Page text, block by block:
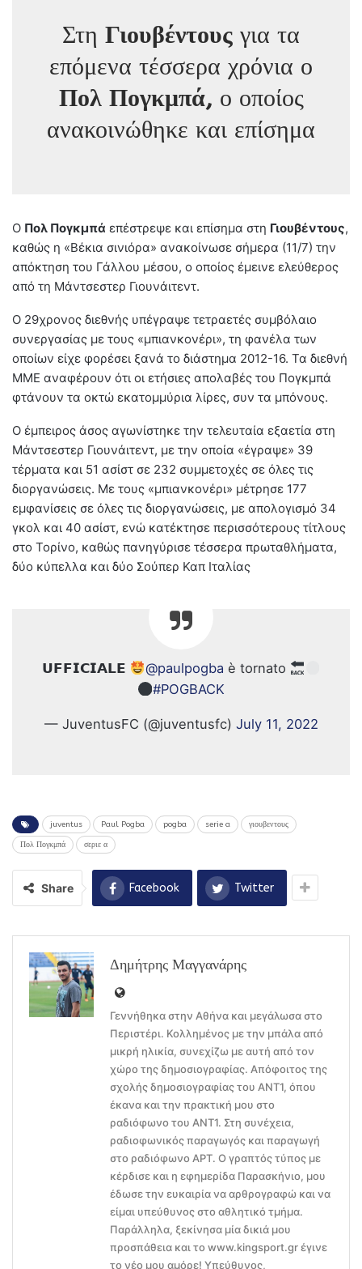
Στη Γιουβέντους για τα
επόμενα τέσσερα χρόνια ο
Πολ Πογκμπά, ο οποίος
ανακοινώθηκε και επίσημα
Ο Πολ Πογκμπά επέστρεψε και επίσημα στη Γιουβέντους,
καθώς η «Βέκια σινιόρα» ανακοίνωσε σήμερα (11/7) την
απόκτηση του Γάλλου μέσου, ο οποίος έμεινε ελεύθερος
από τη Μάντσεστερ Γιουνάιτεντ.
Ο 29χρονος διεθνής υπέγραψε τετραετές συμβόλαιο
συνεργασίας με τους «μπιανκονέρι», τη φανέλα των
οποίων είχε φορέσει ξανά το διάστημα 2012-16. Τα διεθνή
ΜΜΕ αναφέρουν ότι οι ετήσιες απολαβές του Πογκμπά
φτάνουν τα οκτώ εκατομμύρια λίρες, συν τα μπόνους.
Ο έμπειρος άσος αγωνίστηκε την τελευταία εξαετία στη
Μάντσεστερ Γιουνάιτεντ, με την οποία «έγραψε» 39
τέρματα και 51 ασίστ σε 232 συμμετοχές σε όλες τις
διοργανώσεις. Με τους «μπιανκονέρι» μέτρησε 177
εμφανίσεις σε όλες τις διοργανώσεις, με απολογισμό 34
γκολ και 40 ασίστ, ενώ κατέκτησε περισσότερους τίτλους
στο Τορίνο, καθώς πανηγύρισε τέσσερα πρωταθλήματα,
δύο κύπελλα και δύο Σούπερ Καπ Ιταλίας
𝗨𝗙𝗙𝗜𝗖𝗜𝗔𝗟𝗘 @paulpogba è tornato
#POGBACK
— JuventusFC (@juventusfc) July 11, 2022
juventus Paul Pogba pogba serie a γιουβεντους
Πολ Πογκμπά σεριε α
Share Facebook Twitter
Δημήτρης Μαγγανάρης
Γεννήθηκα στην Αθήνα και μεγάλωσα στο
Περιστέρι. Κολλημένος με την μπάλα από
μικρή ηλικία, συνεχίζω με αυτή από τον
χώρο της δημοσιογραφίας. Απόφοιτος της
σχολής δημοσιογραφίας του ΑΝΤ1, όπου
έκανα και την πρακτική μου στο
ραδιόφωνο του ΑΝΤ1. Στη συνέχεια,
ραδιοφωνικός παραγωγός και παραγωγή
στο ραδιόφωνο ΑΡΤ. Ο γραπτός τύπος με
κέρδισε και η εφημερίδα Παρασκήνιο, μου
έδωσε την ευκαιρία να αρθρογραφώ και να
είμαι υπεύθυνος στο αθλητικό τμήμα.
Παράλληλα, ξεκίνησα μία δικιά μου
προσπάθεια και το www.kingsport.gr έγινε
το νέο μου αμόρε! Υπεύθυνος,